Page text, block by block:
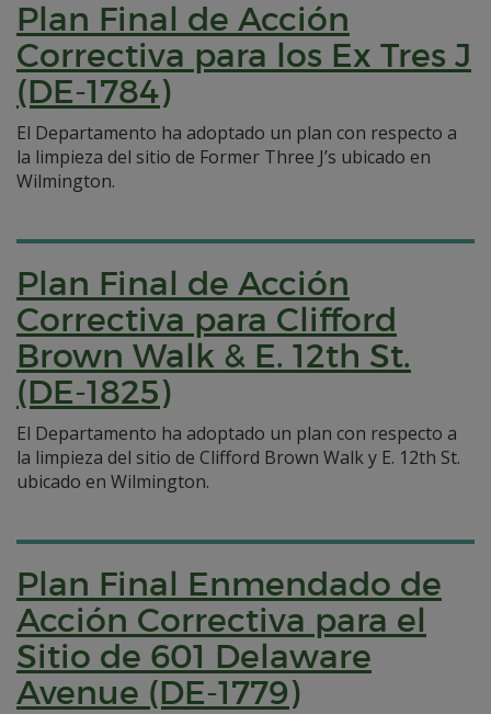
Plan Final de Acción
Correctiva para los Ex Tres J
(DE-1784)
El Departamento ha adoptado un plan con respecto a
la limpieza del sitio de Former Three J’s ubicado en
Wilmington.
Plan Final de Acción
Correctiva para Clifford
Brown Walk & E. 12th St.
(DE-1825)
El Departamento ha adoptado un plan con respecto a
la limpieza del sitio de Clifford Brown Walk y E. 12th St.
ubicado en Wilmington.
Plan Final Enmendado de
Acción Correctiva para el
Sitio de 601 Delaware
Avenue (DE-1779)